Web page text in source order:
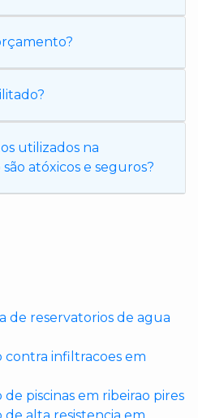
utilizados na
atóxicos e seguros?
de reservatorios de agua
contra infiltracoes em
piscinas em ribeirao pires